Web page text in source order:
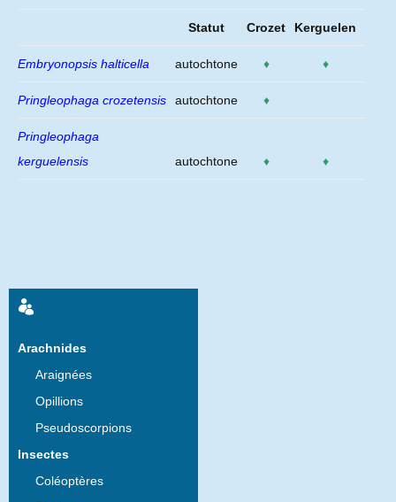
Statut Crozet Kerguelen
Embryonopsis halticella autochtone ♦ ♦
Pringleophaga crozetensis autochtone ♦
Pringleophaga
kerguelensis
autochtone ♦ ♦
Arachnides
Araignées
Opillions
Pseudoscorpions
Insectes
Coléoptères